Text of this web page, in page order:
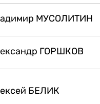
МУСОЛИТИН
ГОРШКОВ
БЕЛИК